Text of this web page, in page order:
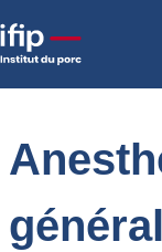
Accueil
castration